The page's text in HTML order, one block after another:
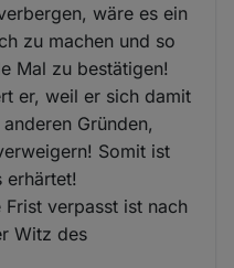
wäre es ein
zu machen und so
Mal zu bestätigen!
er, weil er sich damit
Gründen,
Somit ist
erhärtet!
verpasst ist nach
Witz des